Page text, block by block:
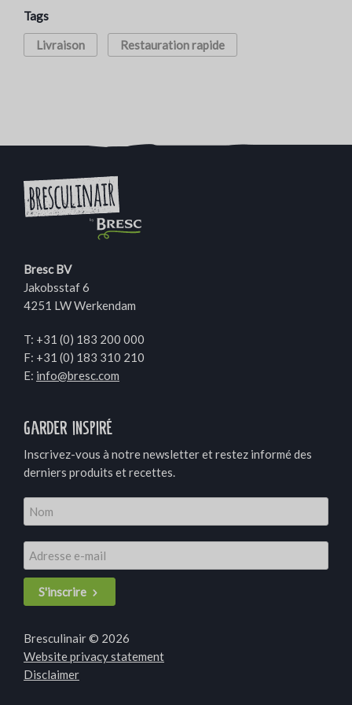
Tags
Livraison Restauration rapide
Bresc BV
Jakobsstaf 6
4251 LW Werkendam
T: +31 (0) 183 200 000
F: +31 (0) 183 310 210
E: info@bresc.com
Garder inspiré
Inscrivez-vous à notre newsletter et restez informé des
derniers produits et recettes.
S'inscrire
Bresculinair © 2026
Website privacy statement
Disclaimer